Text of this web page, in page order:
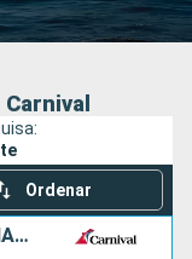
Ordenar
FRANCIA, BÉLGICA, ALEMANHA, DINAMARCA